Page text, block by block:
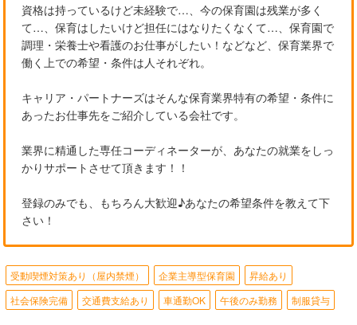
資格は持っているけど未経験で…、今の保育園は残業が多く
て…、保育はしたいけど担任にはなりたくなくて…、保育園で
調理・栄養士や看護のお仕事がしたい！などなど、保育業界で
働く上での希望・条件は人それぞれ。
キャリア・パートナーズはそんな保育業界特有の希望・条件に
あったお仕事先をご紹介している会社です。
業界に精通した専任コーディネーターが、あなたの就業をしっ
かりサポートさせて頂きます！！
登録のみでも、もちろん大歓迎♪あなたの希望条件を教えて下
さい！
受動喫煙対策あり（屋内禁煙） 企業主導型保育園
昇給あり
社会保険完備
交通費支給あり 車通勤OK 午後のみ勤務 制服貸与